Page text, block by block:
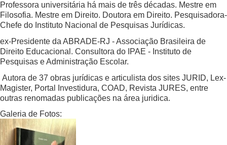
Professora universitária há mais de três décadas. Mestre em
Filosofia. Mestre em Direito. Doutora em Direito. Pesquisadora-
Chefe do Instituto Nacional de Pesquisas Jurídicas.
ex-Presidente da ABRADE-RJ - Associação Brasileira de
Direito Educacional. Consultora do IPAE - Instituto de
Pesquisas e Administração Escolar.
Autora de 37 obras jurídicas e articulista dos sites JURID, Lex-
Magister, Portal Investidura, COAD, Revista JURES, entre
outras renomadas publicações na área juridica.
Galeria de Fotos: